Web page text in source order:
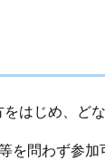
はじめ、ど
を問わず参加